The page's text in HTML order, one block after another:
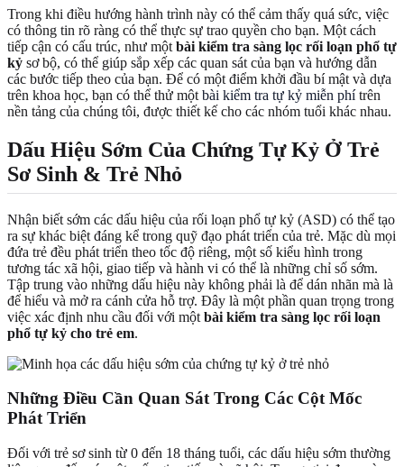
Trong khi điều hướng hành trình này có thể cảm thấy quá sức, việc
có thông tin rõ ràng có thể thực sự trao quyền cho bạn. Một cách
tiếp cận có cấu trúc, như một bài kiểm tra sàng lọc rối loạn phổ tự
kỷ sơ bộ, có thể giúp sắp xếp các quan sát của bạn và hướng dẫn
các bước tiếp theo của bạn. Để có một điểm khởi đầu bí mật và dựa
trên khoa học, bạn có thể thử một bài kiểm tra tự kỷ miễn phítrên
nền tảng của chúng tôi, được thiết kế cho các nhóm tuổi khác nhau.
Dấu Hiệu Sớm Của Chứng Tự Kỷ Ở Trẻ
Sơ Sinh & Trẻ Nhỏ
Nhận biết sớm các dấu hiệu của rối loạn phổ tự kỷ (ASD) có thể tạo
ra sự khác biệt đáng kể trong quỹ đạo phát triển của trẻ. Mặc dù mọi
đứa trẻ đều phát triển theo tốc độ riêng, một số kiểu hình trong
tương tác xã hội, giao tiếp và hành vi có thể là những chỉ số sớm.
Tập trung vào những dấu hiệu này không phải là để dán nhãn mà là
để hiểu và mở ra cánh cửa hỗ trợ. Đây là một phần quan trọng trong
việc xác định nhu cầu đối với một bài kiểm tra sàng lọc rối loạn
phổ tự kỷ cho trẻ em.
Những Điều Cần Quan Sát Trong Các Cột Mốc
Phát Triển
Đối với trẻ sơ sinh từ 0 đến 18 tháng tuổi, các dấu hiệu sớm thường